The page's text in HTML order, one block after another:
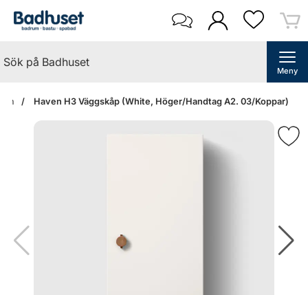
Meny
Haven H3 Väggskåp (White, Höger/Handtag A2. 03/Koppar)